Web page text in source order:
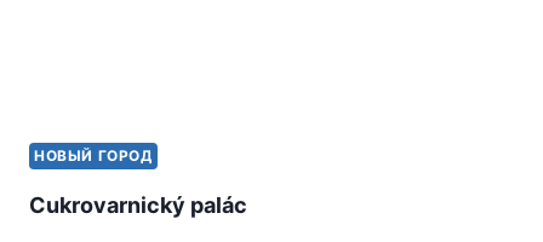
НОВЫЙ ГОРОД
Cukrovarnický palác